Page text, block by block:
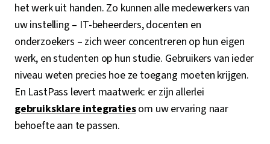
het werk uit handen. Zo kunnen alle medewerkers van
uw instelling – IT-beheerders, docenten en
onderzoekers – zich weer concentreren op hun eigen
werk, en studenten op hun studie. Gebruikers van ieder
niveau weten precies hoe ze toegang moeten krijgen.
En LastPass levert maatwerk: er zijn allerlei
gebruiksklare integratiesom uw ervaring naar
behoefte aan te passen.